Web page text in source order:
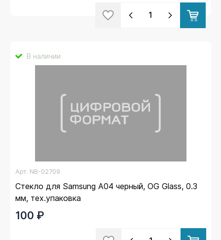
В наличии
Арт. NB-02709
Стекло для Samsung A04 черный, OG Glass, 0.3
мм, тех.упаковка
100 ₽